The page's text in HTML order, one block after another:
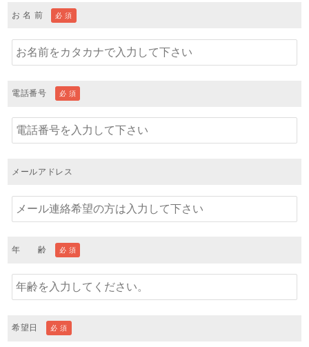
お 名 前 必 須
電話番号 必 須
メールアドレス
年 齢 必 須
希望日 必 須